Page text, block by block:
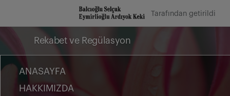
geç
Tarafından getirildi
Rekabet ve Regülasyon
ANASAYFA
HAKKIMIZDA